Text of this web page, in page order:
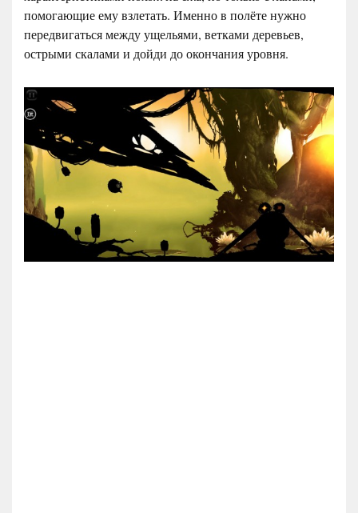
помогающие ему взлетать. Именно в полёте нужно
передвигаться между ущельями, ветками деревьев,
острыми скалами и дойди до окончания уровня.